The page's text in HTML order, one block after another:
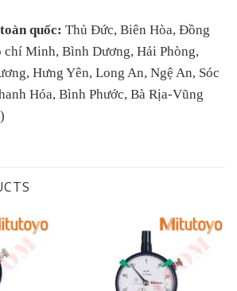
quốc: Thủ Đức, Biên Hòa, Đồng
chí Minh, Bình Dương, Hải Phòng,
Hưng Yên, Long An, Ngệ An, Sóc
Hóa, Bình Phước, Bà Rịa-Vũng